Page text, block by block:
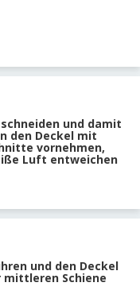
und damit
den Deckel mit
vornehmen,
Luft entweichen
und den Deckel
mittleren Schiene